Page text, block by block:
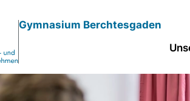
Gymnasium Berchtesgaden